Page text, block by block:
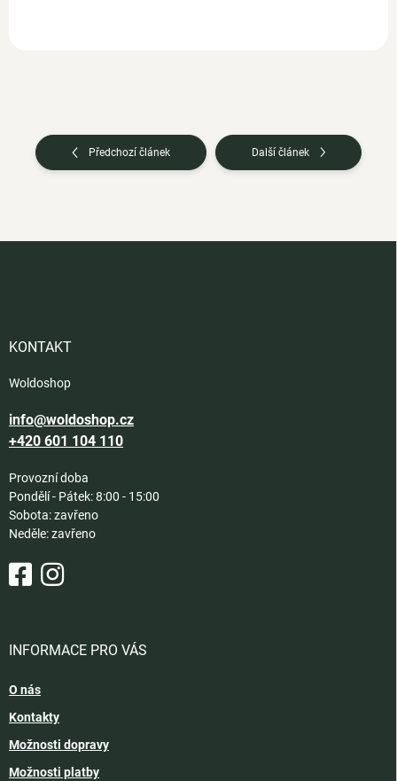
Předchozí článek Další článek
KONTAKT
Woldoshop
info@woldoshop.cz
+420 601 104 110
Provozní doba
Pondělí - Pátek: 8:00 - 15:00
Sobota: zavřeno
Neděle: zavřeno
INFORMACE PRO VÁS
O nás
Kontakty
Možnosti dopravy
Možnosti platby